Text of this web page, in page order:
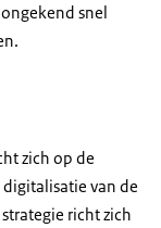
snel
zich op de
van de
richt zich